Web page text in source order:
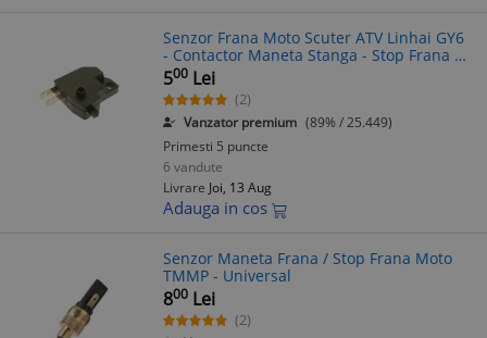
Senzor Frana Moto Scuter ATV Linhai GY6
- Contactor Maneta Stanga - Stop Frana -
Piese Motociclete
500 Lei
(2)
Vanzator premium (89% / 25.449)
Primesti 5 puncte
6 vandute
Livrare Joi, 13 Aug
Adauga in cos
Senzor Maneta Frana / Stop Frana Moto
TMMP - Universal
800 Lei
(2)